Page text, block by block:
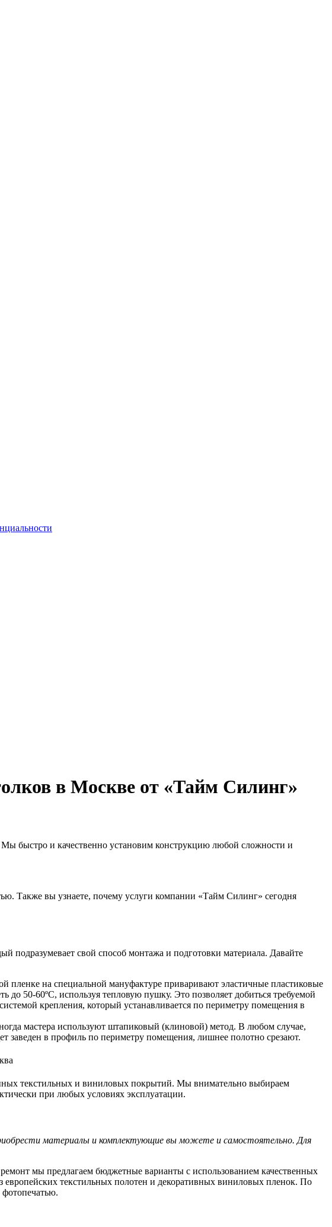
в Москве от «Тайм Силинг»
быстро и качественно установим конструкцию любой сложности и
Также вы узнаете, почему услуги компании «Тайм Силинг» сегодня
подразумевает свой способ монтажа и подготовки материала. Давайте
на специальной мануфактуре приваривают эластичные пластиковые
50-60ºС, используя тепловую пушку. Это позволяет добиться требуемой
крепления, который устанавливается по периметру помещения в
мастера используют штапиковый (клиновой) метод. В любом случае,
заведен в профиль по периметру помещения, лишнее полотно срезают.
текстильных и виниловых покрытий. Мы внимательно выбираем
при любых условиях эксплуатации.
материалы и комплектующие вы можете и самостоятельно. Для
мы предлагаем бюджетные варианты с использованием качественных
текстильных полотен и декоративных виниловых пленок. По